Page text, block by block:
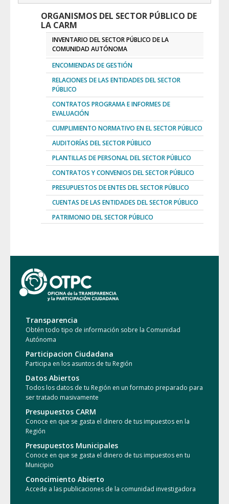
ORGANISMOS DEL SECTOR PÚBLICO DE
LA CARM
INVENTARIO DEL SECTOR PÚBLICO DE LA
COMUNIDAD AUTÓNOMA
ENCOMIENDAS DE GESTIÓN
RELACIONES DE LAS ENTIDADES DEL SECTOR
PÚBLICO
CONTRATOS PROGRAMA E INFORMES DE
EVALUACIÓN
CUMPLIMIENTO NORMATIVO EN EL SECTOR PÚBLICO
AUDITORÍAS DEL SECTOR PÚBLICO
PLANTILLAS DE PERSONAL DEL SECTOR PÚBLICO
CONTRATOS Y CONVENIOS DEL SECTOR PÚBLICO
PRESUPUESTOS DE ENTES DEL SECTOR PÚBLICO
CUENTAS DE LAS ENTIDADES DEL SECTOR PÚBLICO
PATRIMONIO DEL SECTOR PÚBLICO
Transparencia
Obtén todo tipo de información sobre la Comunidad
Autónoma
Participacion Ciudadana
Participa en los asuntos de tu Región
Datos Abiertos
Todos los datos de tu Región en un formato preparado para
ser tratado masivamente
Presupuestos CARM
Conoce en que se gasta el dinero de tus impuestos en la
Región
Presupuestos Municipales
Conoce en que se gasta el dinero de tus impuestos en tu
Municipio
Conocimiento Abierto
Accede a las publicaciones de la comunidad investigadora